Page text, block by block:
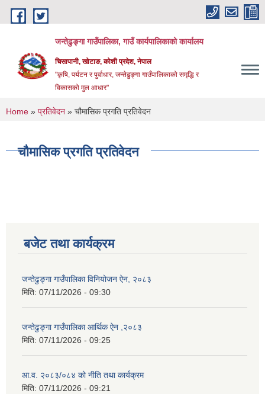
Skip to main content
जन्तेढुङ्गा गाउँपालिका, गाउँ कार्यपालिकाको कार्यालय
चिसापानी, खोटाङ, कोशी प्रदेश, नेपाल
"कृषि, पर्यटन र पुर्वाधार, जन्तेढुङ्गा गाउँपालिकाको समृद्धि र
विकासको मुल आधार"
You are here
Home » प्रतिवेदन » चौमासिक प्रगति प्रतिवेदन
चौमासिक प्रगति प्रतिवेदन
बजेट तथा कार्यक्रम
जन्तेढुङ्गा गाउँपालिका विनियोजन ऐन, २०८३
मिति: 07/11/2026 - 09:30
जन्तेढुङ्गा गाउँपालिका आर्थिक ऐन ,२०८३
मिति: 07/11/2026 - 09:25
आ.व. २०८३/०८४ को नीति तथा कार्यक्रम
मिति: 07/11/2026 - 09:21